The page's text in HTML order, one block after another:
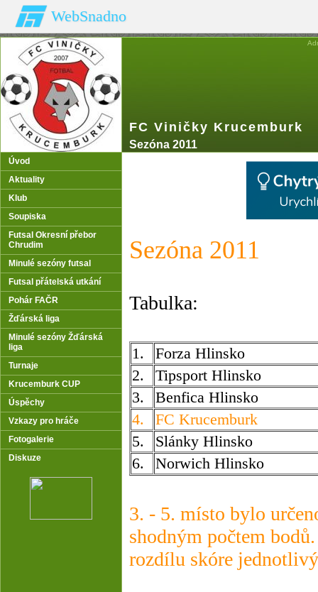
WebSnadno
FC Viničky Krucemburk
Sezóna 2011
Úvod
Aktuality
Klub
Soupiska
Futsal Okresní přebor
Chrudim
Minulé sezóny futsal
Futsal přátelská utkání
Pohár FAČR
Žďárská liga
Minulé sezóny Žďárská
liga
Turnaje
Krucemburk CUP
Úspěchy
Vzkazy pro hráče
Fotogalerie
Diskuze
Sezóna 2011
Tabulka:
1.
Forza Hlinsko
2.
Tipsport Hlinsko
3.
Benfica Hlinsko
4.
FC Krucemburk
5.
Slánky Hlinsko
6.
Norwich Hlinsko
3. - 5. místo bylo
shodným počtem
rozdílu skóre